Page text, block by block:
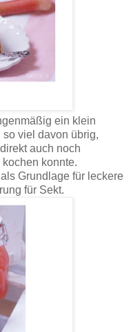
ein klein
viel davon übrig,
auch noch
konnte.
Grundlage für leckere
für Sekt.